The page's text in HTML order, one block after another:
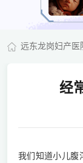
远东龙岗妇产医
经
我们知道小儿腹